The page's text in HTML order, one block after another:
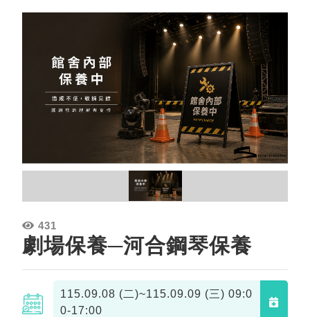
431
劇場保養─河合鋼琴保養
115.09.08 (二)~115.09.09 (三) 09:0
0-17:00